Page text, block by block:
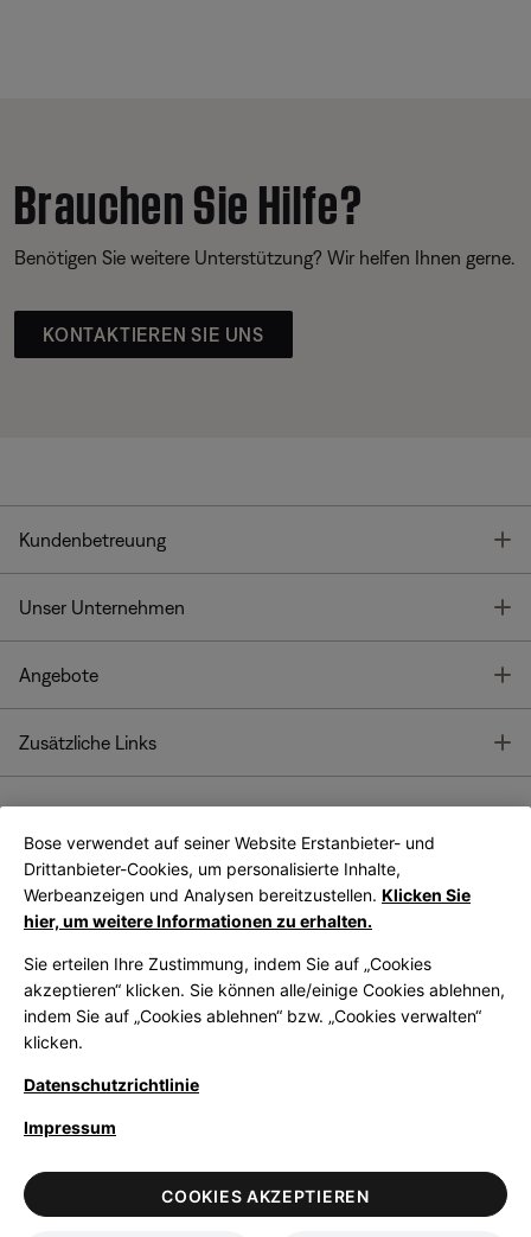
Brauchen Sie Hilfe?
Benötigen Sie weitere Unterstützung? Wir helfen Ihnen gerne.
KONTAKTIEREN SIE UNS
Kundenbetreuung
Unser Unternehmen
Angebote
Zusätzliche Links
Bose App
Bose Connect
App
LegalDatenschutzrichtlinieZugänglichkeitHinweis zu Cookies
VerkaufsbedingungenNutzungsbedingungen
Bose verwendet auf seiner Website Erstanbieter- und
Drittanbieter-Cookies, um personalisierte Inhalte,
Werbeanzeigen und Analysen bereitzustellen. Klicken Sie
hier, um weitere Informationen zu erhalten.
Sie erteilen Ihre Zustimmung, indem Sie auf „Cookies
akzeptieren“ klicken. Sie können alle/einige Cookies ablehnen,
indem Sie auf „Cookies ablehnen“ bzw. „Cookies verwalten“
klicken.
Datenschutzrichtlinie
Impressum
COOKIES AKZEPTIEREN